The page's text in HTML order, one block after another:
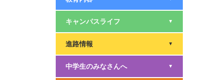
キャンパスライフ ▼
進路情報 ▼
中学生のみなさんへ ▼